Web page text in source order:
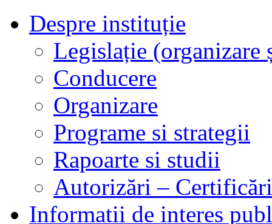
Despre instituție
Legislație
Conducere
Organizare
Programe si strategii
Rapoarte si studii
Autorizări –
Informatii de interes